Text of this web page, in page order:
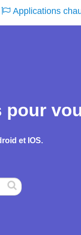
Applications
pour
et IOS.